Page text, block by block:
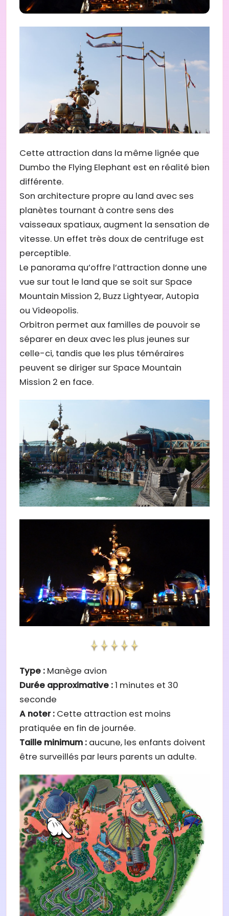
Cette attraction dans la même lignée que
Dumbo the Flying Elephant est en réalité bien
différente.
Son architecture propre au land avec ses
planètes tournant à contre sens des
vaisseaux spatiaux, augment la sensation de
vitesse. Un effet très doux de centrifuge est
perceptible.
Le panorama qu’offre l’attraction donne une
vue sur tout le land que se soit sur Space
Mountain Mission 2, Buzz Lightyear, Autopia
ou Videopolis.
Orbitron permet aux familles de pouvoir se
séparer en deux avec les plus jeunes sur
celle-ci, tandis que les plus téméraires
peuvent se diriger sur Space Mountain
Mission 2 en face.
Type : Manège avion
Durée approximative :1 minutes et 30
seconde
A noter : Cette attraction est moins
pratiquée en fin de journée.
Taille minimum : aucune, les enfants doivent
être surveillés par leurs parents un adulte.